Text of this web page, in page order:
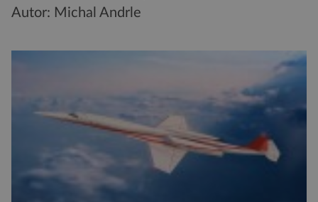
Autor: Michal Andrle